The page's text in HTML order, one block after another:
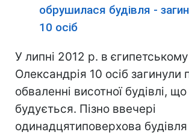
обрушилася будівля -
10 осіб
У липні 2012 р. в
Олександрія 10 осіб загинули
обваленні висотної будівлі, що
будується. Пізно ввечері
одинадцятиповерхова будівля